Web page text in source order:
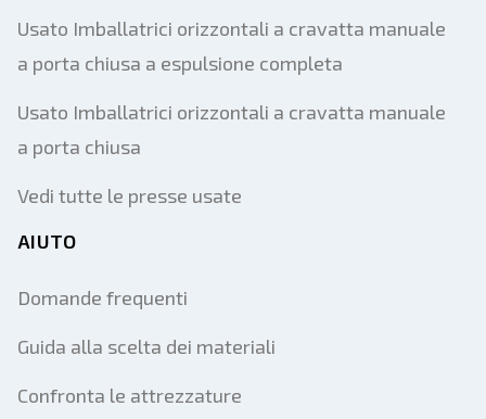
Usato Imballatrici orizzontali a cravatta manuale
a porta chiusa a espulsione completa
Usato Imballatrici orizzontali a cravatta manuale
a porta chiusa
Vedi tutte le presse usate
AIUTO
Domande frequenti
Guida alla scelta dei materiali
Confronta le attrezzature